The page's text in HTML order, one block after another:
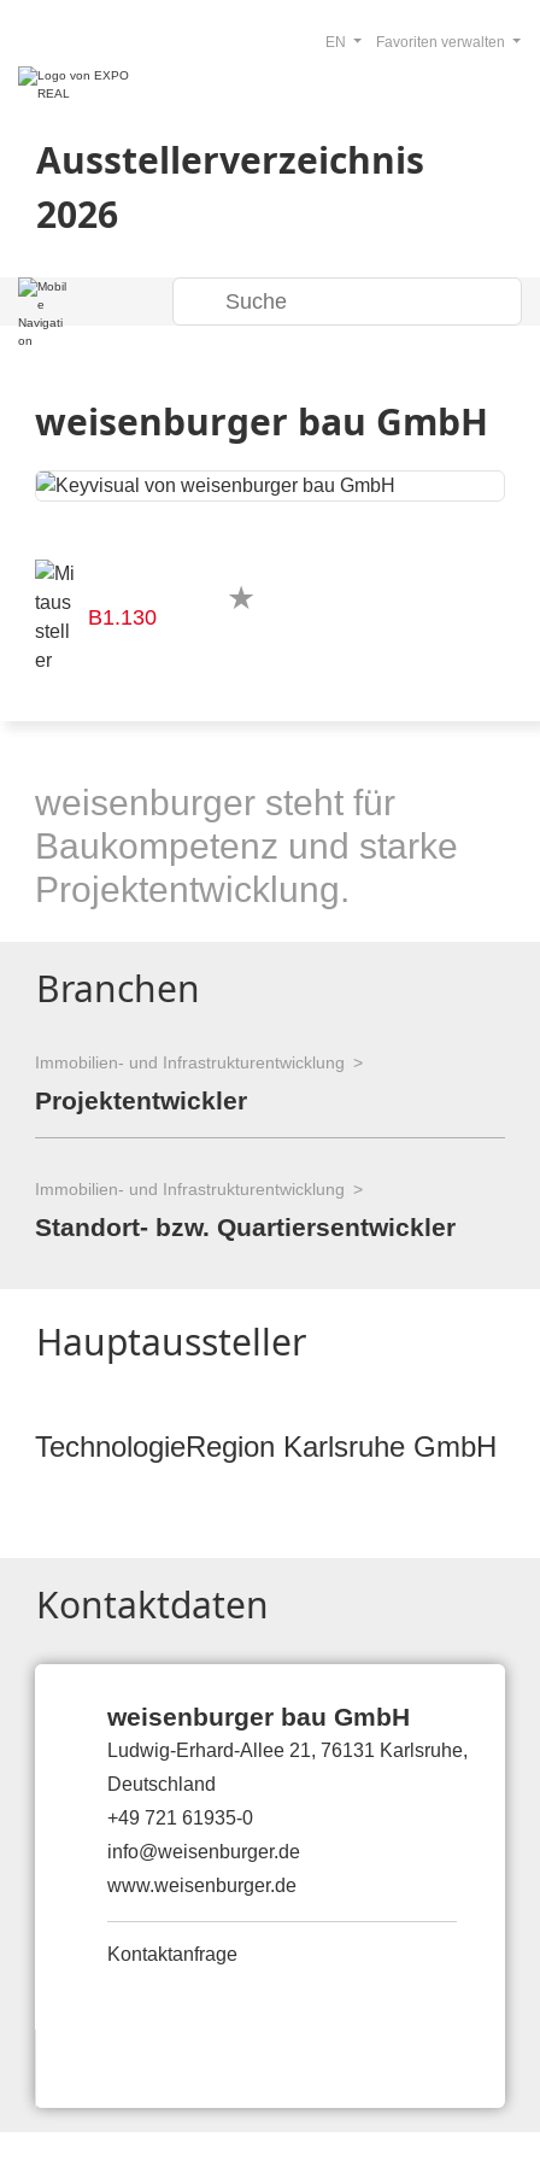
Ausstellerverzeichnis
2026
Favoriten verwalten
EN
weisenburger bau GmbH
B1.130
weisenburger steht für
Baukompetenz und starke
Projektentwicklung.
Branchen
Immobilien- und Infrastrukturentwicklung
Projektentwickler
Immobilien- und Infrastrukturentwicklung
Standort- bzw. Quartiersentwickler
Hauptaussteller
TechnologieRegion Karlsruhe GmbH
Kontaktdaten
weisenburger bau GmbH
Ludwig-Erhard-Allee 21, 76131 Karlsruhe,
Deutschland
+49 721 61935-0
info@weisenburger.de
www.weisenburger.de
Kontaktanfrage